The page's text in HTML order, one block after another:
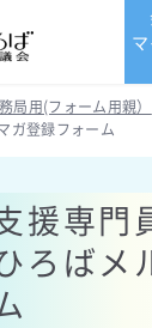
局用(フォーム用親）
ガ登録フォーム
援専門
ろばメ